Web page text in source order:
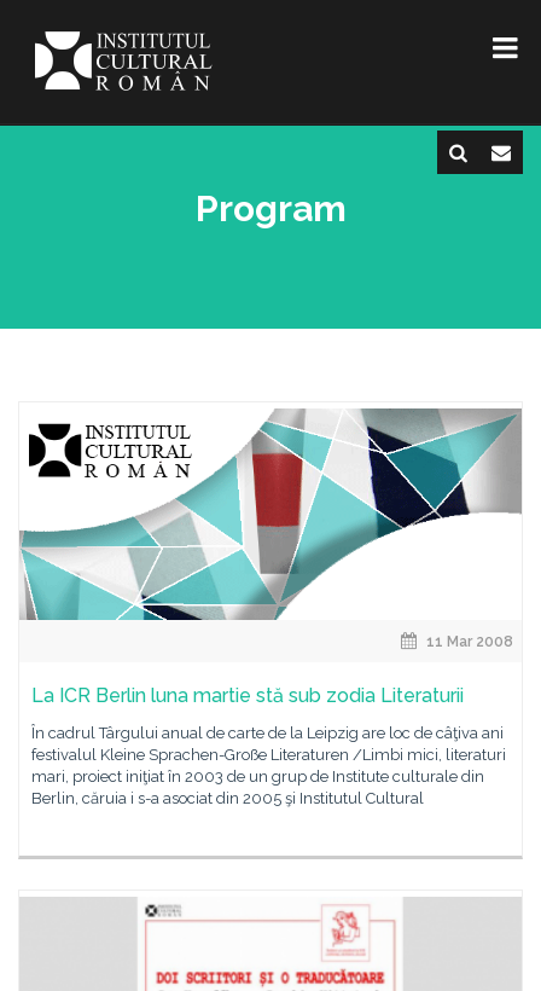
Program
11 Mar 2008
La ICR Berlin luna martie stă sub zodia Literaturii
În cadrul Târgului anual de carte de la Leipzig are loc de câţiva ani
festivalul Kleine Sprachen-Große Literaturen /Limbi mici, literaturi
mari, proiect iniţiat în 2003 de un grup de Institute culturale din
Berlin, căruia i s-a asociat din 2005 şi Institutul Cultural